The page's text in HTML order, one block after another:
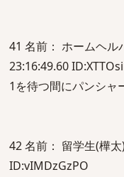
41 名前： ホームヘ
23:16:49.60
1を待つ間にパンシャ
42 名前： 留学生(樺
ID:vIMDzGzPO